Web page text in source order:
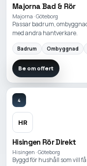
Majorna Bad & Rör
Majorna · Göteborg
Passar badrum,
med andra hantverkare.
Badrum Ombyggnad
Be om offert
4
HR
Hisingen Rör Direkt
Hisingen · Göteborg
Byggd för hushåll som vill